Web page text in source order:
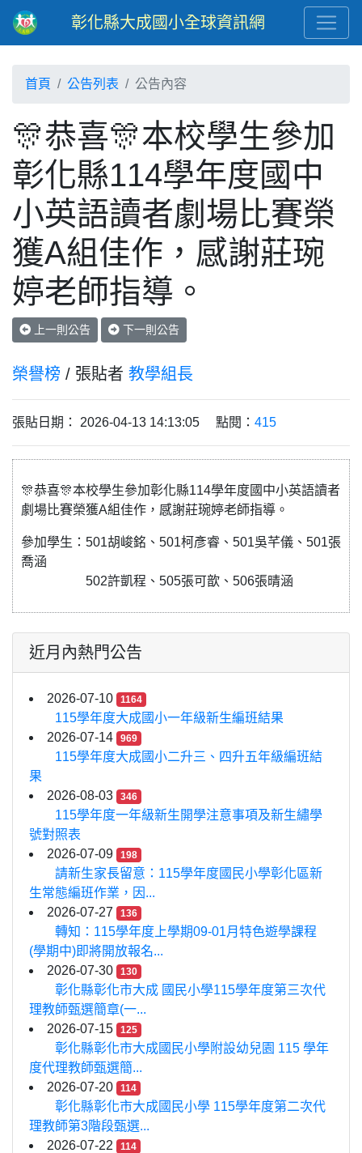
彰化縣大成國小全球資訊網
首頁 公告列表 公告內容
🎊恭喜🎊本校學生參加
彰化縣114學年度國中
小英語讀者劇場比賽榮
獲A組佳作，感謝莊琬
婷老師指導。
上一則公告 下一則公告
榮譽榜 / 張貼者 教學組長
張貼日期： 2026-04-13 14:13:05 點閱： 415
🎊恭喜🎊本校學生參加彰化縣114學年度國中小英語讀者
劇場比賽榮獲A組佳作，感謝莊琬婷老師指導。
參加學生：501胡峻銘、501柯彥睿、501吳芊儀、501張
喬涵
502許凱程、505張可歆、506張晴涵
近月內熱門公告
2026-07-10 1164
115學年度大成國小一年級新生編班結果
2026-07-14
969
115學年度大成國小二升三、四升五年級編班結
果
2026-08-03
346
115學年度一年級新生開學注意事項及新生繡學
號對照表
2026-07-09
198
請新生家長留意：115學年度國民小學彰化區新
生常態編班作業，因...
2026-07-27
136
轉知：115學年度上學期09-01月特色遊學課程
(學期中)即將開放報名...
2026-07-30
130
彰化縣彰化市大成 國民小學115學年度第三次代
理教師甄選簡章(一...
2026-07-15
125
彰化縣彰化市大成國民小學附設幼兒園 115 學年
度代理教師甄選簡...
2026-07-20
114
彰化縣彰化市大成國民小學 115學年度第二次代
理教師第3階段甄選...
2026-07-22
114